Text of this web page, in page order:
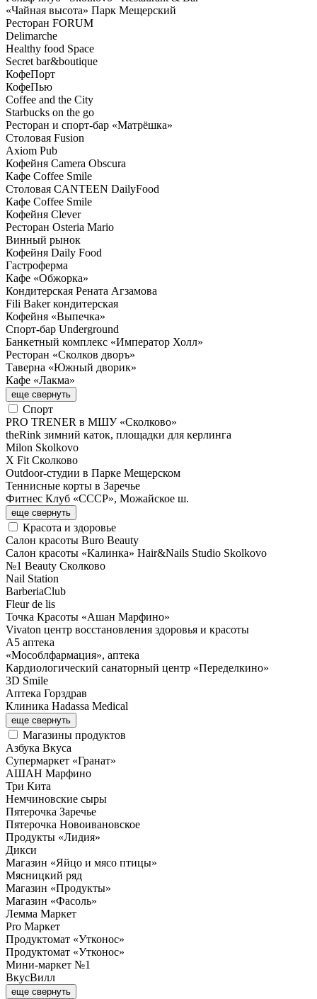
«Чайная высота» Парк Мещерский
Ресторан FORUM
Delimarche
Healthy food Space
Secret bar&boutique
КофеПорт
КофеПью
Coffee and the City
Starbucks on the go
Ресторан и спорт-бар «Матрёшка»
Столовая Fusion
Axiom Pub
Кофейня Camera Obscura
Кафе Coffee Smile
Столовая CANTEEN DailyFood
Кафе Coffee Smile
Кофейня Clever
Ресторан Osteria Mario
Винный рынок
Кофейня Daily Food
Гастроферма
Кафе «Обжорка»
Кондитерская Рената Агзамова
Fili Baker кондитерская
Кофейня «Выпечка»
Спорт-бар Underground
Банкетный комплекс «Император Холл»
Ресторан «Сколков дворъ»
Таверна «Южный дворик»
Кафе «Лакма»
еще свернуть
Спорт
PRO TRENER в МШУ «Сколково»
theRink зимний каток, площадки для керлинга
Milon Skolkovo
X Fit Сколково
Outdoor-студии в Парке Мещерском
Теннисные корты в Заречье
Фитнес Клуб «СССР», Можайское ш.
еще свернуть
Красота и здоровье
Салон красоты Buro Beauty
Салон красоты «Калинка» Hair&Nails Studio Skolkovo
№1 Beauty Сколково
Nail Station
BarberiaClub
Fleur de lis
Точка Красоты «Ашан Марфино»
Vivaton центр восстановления здоровья и красоты
А5 аптека
«Мособлфармация», аптека
Кардиологический санаторный центр «Переделкино»
3D Smile
Аптека Горздрав
Клиника Hadassa Medical
еще свернуть
Магазины продуктов
Азбука Вкуса
Супермаркет «Гранат»
АШАН Марфино
Три Кита
Немчиновские сыры
Пятерочка Заречье
Пятерочка Новоивановское
Продукты «Лидия»
Дикси
Магазин «Яйцо и мясо птицы»
Мясницкий ряд
Магазин «Продукты»
Магазин «Фасоль»
Лемма Маркет
Pro Маркет
Продуктомат «Утконос»
Продуктомат «Утконос»
Мини-маркет №1
ВкусВилл
еще свернуть